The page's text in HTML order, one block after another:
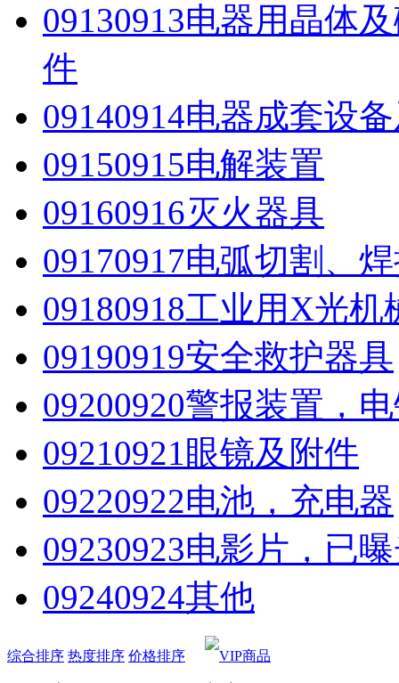
09130913电器用晶体
件
09140914电器成套设
09150915电解装置
09160916灭火器具
09170917电弧切割、
09180918工业用X光机
09190919安全救护器具
09200920警报装置，
09210921眼镜及附件
09220922电池，充电器
09230923电影片，已
09240924其他
综合排序 热度排序 价格排序